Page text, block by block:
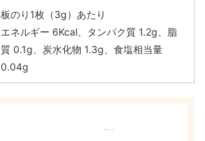
板のり1枚（3g）あたり
エネルギー 6Kcal、タンパク質 1.2g、脂
質 0.1g、炭水化物 1.3g、食塩相当量
0.04g